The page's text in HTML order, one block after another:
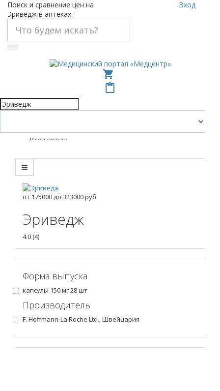
Поиск и сравнение цен на
Эриведж в аптеках
Вход
shopping_cart
content_paste
Все города
от 175000до 323000руб
Эриведж
4.0(4)
Форма выпуска
капсулы 150 мг 28 шт
Производитель
F. Hoffmann-La Roche Ltd., Швейцария